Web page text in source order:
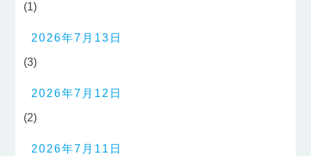
(1)
2026年7月13日
(3)
2026年7月12日
(2)
2026年7月11日